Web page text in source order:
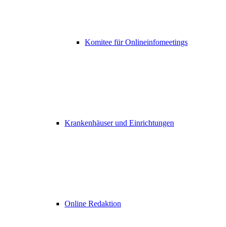
Komitee für Onlineinfomeetings
Krankenhäuser und Einrichtungen
Online Redaktion